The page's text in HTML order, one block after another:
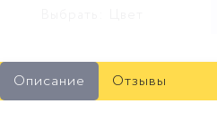
Описание Отзывы